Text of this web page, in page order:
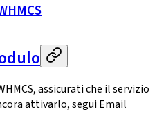
assicurati che il servizio
attivarlo, seguiEmail